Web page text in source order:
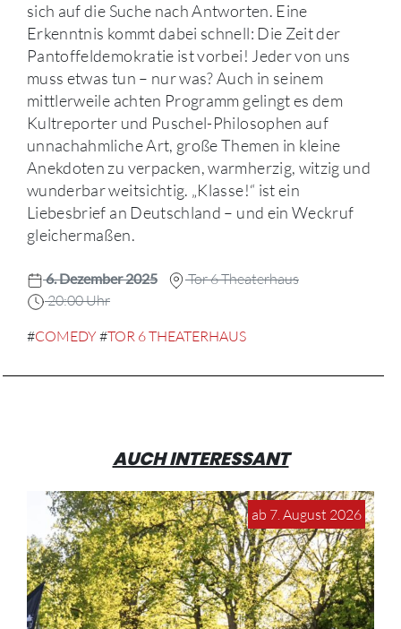
sich auf die Suche nach Antworten. Eine
Erkenntnis kommt dabei schnell: Die Zeit der
Pantoffeldemokratie ist vorbei! Jeder von uns
muss etwas tun – nur was? Auch in seinem
mittlerweile achten Programm gelingt es dem
Kultreporter und Puschel-Philosophen auf
unnachahmliche Art, große Themen in kleine
Anekdoten zu verpacken, warmherzig, witzig und
wunderbar weitsichtig. „Klasse!“ ist ein
Liebesbrief an Deutschland – und ein Weckruf
gleichermaßen.
6. Dezember 2025
Tor 6 Theaterhaus
20:00 Uhr
#COMEDY#TOR 6 THEATERHAUS
AUCH INTERESSANT
ab 7. August 2026